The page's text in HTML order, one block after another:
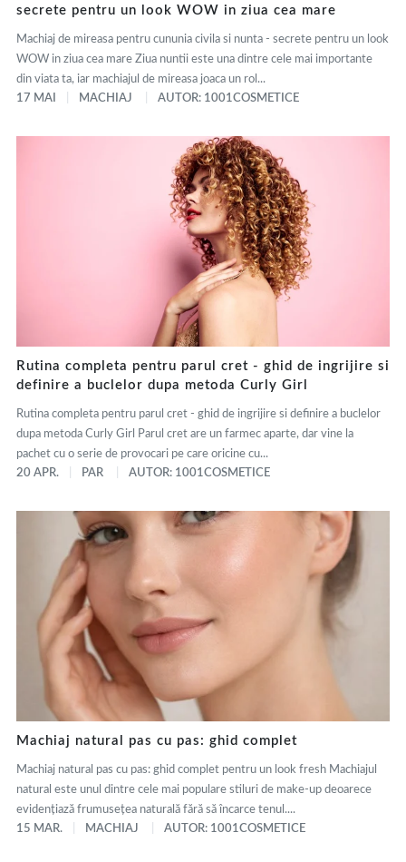
secrete pentru un look WOW in ziua cea mare
Machiaj de mireasa pentru cununia civila si nunta - secrete pentru un look
WOW in ziua cea mare Ziua nuntii este una dintre cele mai importante
din viata ta, iar machiajul de mireasa joaca un rol...
17 MAI
MACHIAJ AUTOR: 1001COSMETICE
Rutina completa pentru parul cret - ghid de ingrijire si
definire a buclelor dupa metoda Curly Girl
Rutina completa pentru parul cret - ghid de ingrijire si definire a buclelor
dupa metoda Curly Girl Parul cret are un farmec aparte, dar vine la
pachet cu o serie de provocari pe care oricine cu...
20 APR.
PAR AUTOR: 1001COSMETICE
Machiaj natural pas cu pas: ghid complet
Machiaj natural pas cu pas: ghid complet pentru un look fresh Machiajul
natural este unul dintre cele mai populare stiluri de make-up deoarece
evidențiază frumusețea naturală fără să încarce tenul....
15 MAR.
MACHIAJ AUTOR: 1001COSMETICE